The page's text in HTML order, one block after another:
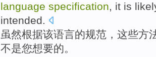
language specification, it is
intended.
虽然根据该语言的规范 ， 这些方
不是您想要的。